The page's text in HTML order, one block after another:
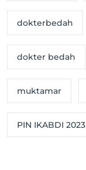
dokterbedah
dokter bedah
muktamar
PIN IKABDI 2023